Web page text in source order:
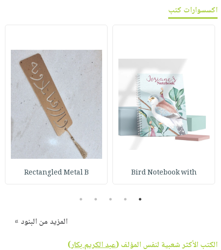
اكسسوارات كتب
Bird Notebook with
Rectangled Metal B
1
2
3
4
5
المزيد من البنود »
الكتب الأكثر شعبية لنفس المؤلف (عبد الكريم بكار)